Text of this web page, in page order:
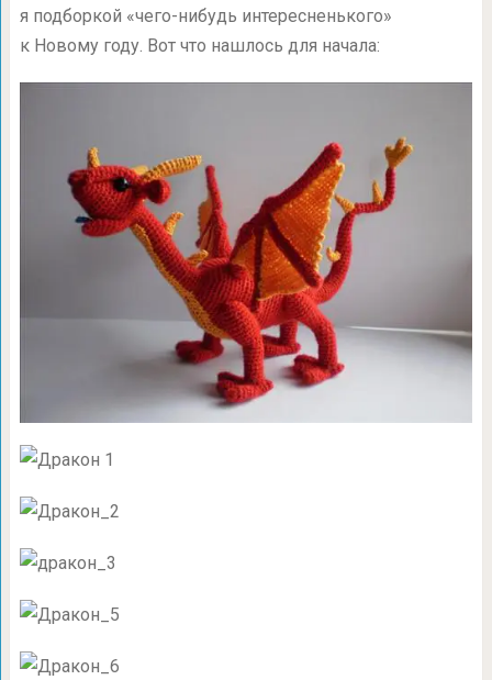
я подборкой «чего-нибудь интересненького»
к Новому году. Вот что нашлось для начала: